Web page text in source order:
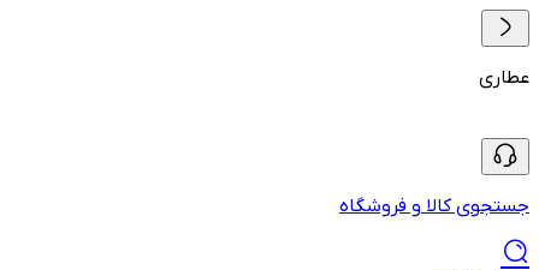
عطاری
جستجوی کالا و فروشگاه